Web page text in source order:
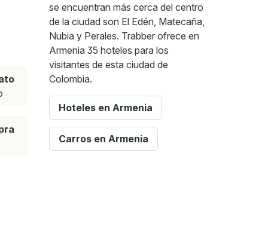
se encuentran más cerca del centro
de la ciudad son El Edén, Matecaña,
Nubia y Perales. Trabber ofrece en
Armenia 35 hoteles para los
visitantes de esta ciudad de
Colombia.
Hoteles en Armenia
Carros en Armenia